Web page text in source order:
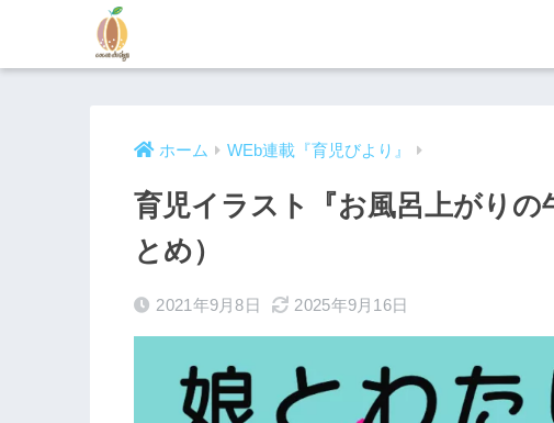
ホーム WEb連載『育児びより』
育児イラスト『お風呂上がり
とめ）
2021年9月8日 2025年9月16日